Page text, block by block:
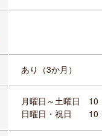
あり（3か月）
月曜日～土曜日 10
日曜日・祝日 10